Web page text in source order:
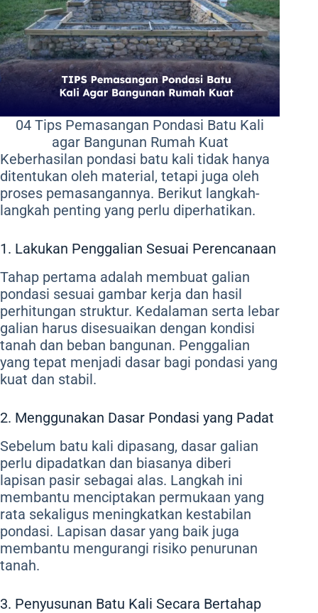
04 Tips Pemasangan Pondasi Batu Kali
agar Bangunan Rumah Kuat
Keberhasilan pondasi batu kali tidak hanya
ditentukan oleh material, tetapi juga oleh
proses pemasangannya. Berikut langkah-
langkah penting yang perlu diperhatikan.
1. Lakukan Penggalian Sesuai Perencanaan
Tahap pertama adalah membuat galian
pondasi sesuai gambar kerja dan hasil
perhitungan struktur. Kedalaman serta lebar
galian harus disesuaikan dengan kondisi
tanah dan beban bangunan. Penggalian
yang tepat menjadi dasar bagi pondasi yang
kuat dan stabil.
2. Menggunakan Dasar Pondasi yang Padat
Sebelum batu kali dipasang, dasar galian
perlu dipadatkan dan biasanya diberi
lapisan pasir sebagai alas. Langkah ini
membantu menciptakan permukaan yang
rata sekaligus meningkatkan kestabilan
pondasi. Lapisan dasar yang baik juga
membantu mengurangi risiko penurunan
tanah.
3. Penyusunan Batu Kali Secara Bertahap